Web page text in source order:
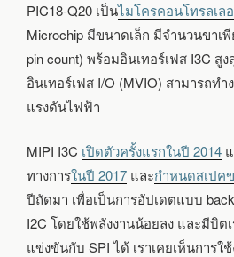
PIC18-Q20 เป็นไมโครคอนโทรลเล
Microchip มีขนาดเล็ก มีจำนวนขาเ
pin count) พร้อมอินเทอร์เฟส I3C สู
อินเทอร์เฟส I/O (MVIO) สามารถท
แรงดันไฟฟ้า
MIPI I3C เปิดตัวครั้งแรกในปี 2014
ทางการในปี 2017 และกำหนดสเปค
ปีถัดมา เพื่อเป็นการอัปเดตแบบ
I2C โดยใช้พลังงานน้อยลง และมีบิต
แข่งขันกับ SPI ได้ เราเคยเห็นการใ